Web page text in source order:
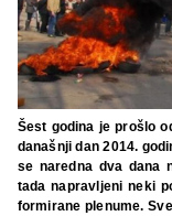
Šest godina je prošlo
današnji dan 2014.
se naredna dva dana
tada napravljeni neki
formirane plenume.